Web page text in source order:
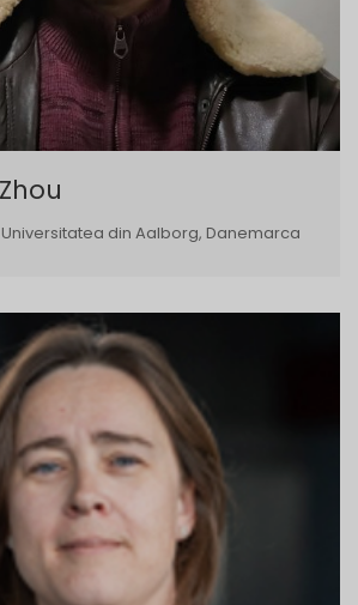
din Aalborg, Danemarca